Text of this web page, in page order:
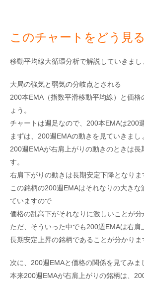
このチャートをどう見
移動平均線大循環分析で解説していきまし
大局の強気と弱気の分岐点とされる
200本EMA（指数平滑移動平均線）と価格
ょう。
チャートは週足なので、200本EMAは200
まずは、200週EMAの動きを見ていきまし
200週EMAが右肩上がりの動きのときは長
す。
右肩下がりの動きは長期安定下降となりま
この銘柄の200週EMAはそれなりの大きな
ていますので
価格の乱高下がそれなりに激しいことが分
ただ、そういった中でも200週EMAは右肩
長期安定上昇の銘柄であることが分かりま
次に、200週EMAと価格の関係を見てみま
本来200週EMAが右肩上がりの銘柄は、